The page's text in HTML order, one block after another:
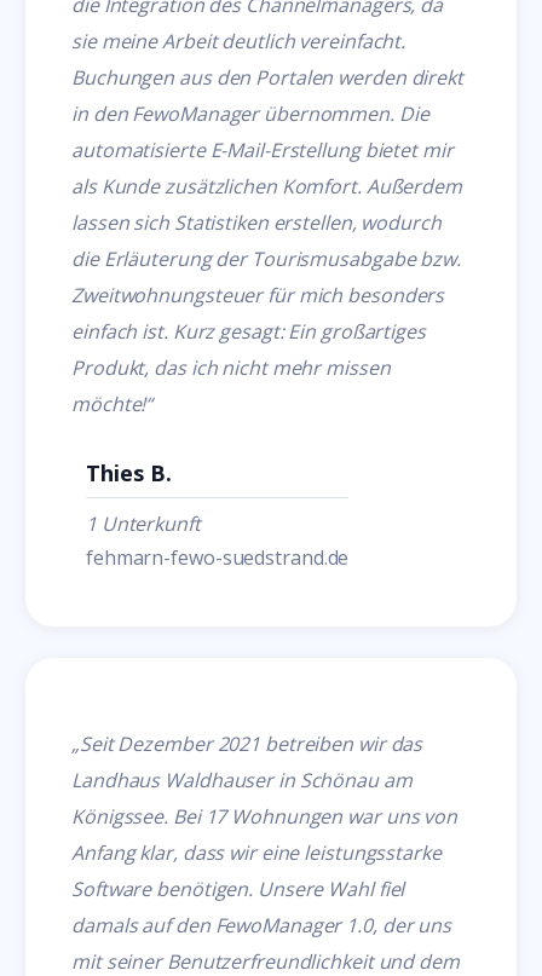
sie meine Arbeit deutlich vereinfacht.
Buchungen aus den Portalen werden direkt
in den FewoManager übernommen. Die
automatisierte E-Mail-Erstellung bietet mir
als Kunde zusätzlichen Komfort. Außerdem
lassen sich Statistiken erstellen, wodurch
die Erläuterung der Tourismusabgabe bzw.
Zweitwohnungsteuer für mich besonders
einfach ist. Kurz gesagt: Ein großartiges
Produkt, das ich nicht mehr missen
möchte!“
Thies B.
1 Unterkunft
fehmarn-fewo-suedstrand.de
„Seit Dezember 2021 betreiben wir das
Landhaus Waldhauser in Schönau am
Königssee. Bei 17 Wohnungen war uns von
Anfang klar, dass wir eine leistungsstarke
Software benötigen. Unsere Wahl fiel
damals auf den FewoManager 1.0, der uns
mit seiner Benutzerfreundlichkeit und dem